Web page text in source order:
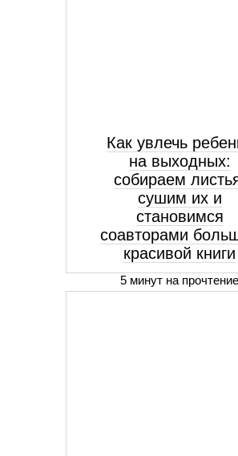
Как увлечь
на выходных:
собираем
сушим их и
становимся
соавторами
красивой книги
5 минут на прочтение